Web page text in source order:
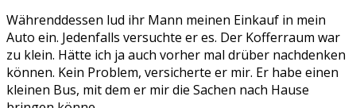
Währenddessen lud ihr Mann meinen Einkauf in mein
Auto ein. Jedenfalls versuchte er es. Der Kofferraum war
zu klein. Hätte ich ja auch vorher mal drüber nachdenken
können. Kein Problem, versicherte er mir. Er habe einen
kleinen Bus, mit dem er mir die Sachen nach Hause